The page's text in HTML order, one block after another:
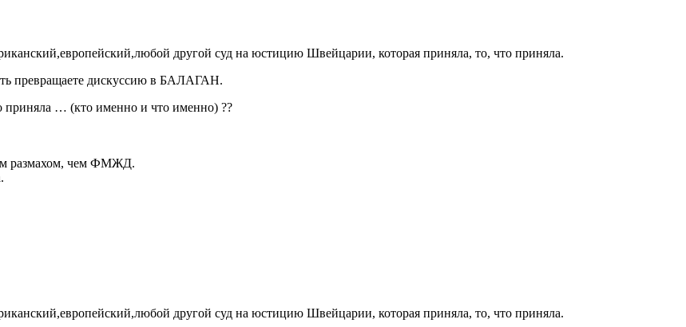
другой суд на юстицию Швейцарии, которая приняла, то, что приняла.
превращаете дискуссию в БАЛАГАН.
… (кто именно и что именно) ??
размахом, чем ФМЖД.
другой суд на юстицию Швейцарии, которая приняла, то, что приняла.